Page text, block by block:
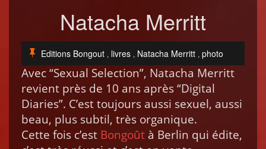
Natacha Merritt
Editions Bongout , livres , Natacha Merritt , photo
Avec “Sex­u­al Selec­tion”, Nat­acha Mer­ritt
revient près de 10 ans après “Dig­i­tal
Diaries”. C’est tou­jours aus­si sex­uel, aus­si
beau, plus sub­til, très organique.
Cette fois c’est Bon­goût à Berlin qui édite,